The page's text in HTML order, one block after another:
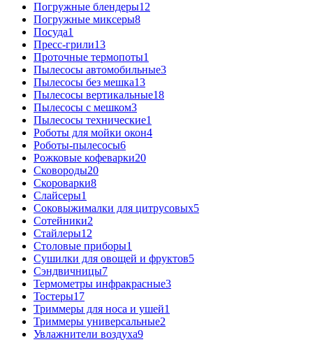
Погружные блендеры12
Погружные миксеры8
Посуда1
Пресс-грили13
Проточные термопоты1
Пылесосы автомобильные3
Пылесосы без мешка13
Пылесосы вертикальные18
Пылесосы с мешком3
Пылесосы технические1
Роботы для мойки окон4
Роботы-пылесосы6
Рожковые кофеварки20
Сковороды20
Скороварки8
Слайсеры1
Соковыжималки для цитрусовых5
Сотейники2
Стайлеры12
Столовые приборы1
Сушилки для овощей и фруктов5
Сэндвичницы7
Термометры инфракрасные3
Тостеры17
Триммеры для носа и ушей1
Триммеры универсальные2
Увлажнители воздуха9